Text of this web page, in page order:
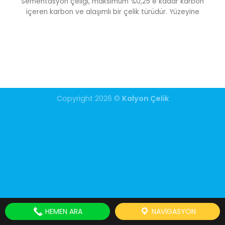
içeren karbon ve alaşımlı bir çelik türüdür. Yüzeyine
Copyright 2026 © Kalyon Çelik
HEMEN ARA NAVIGASYON